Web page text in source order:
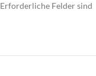
Erforderliche Felder sind